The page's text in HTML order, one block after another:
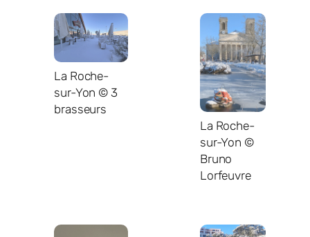
La Roche-
sur-Yon © 3
brasseurs
La Roche-
sur-Yon ©
Bruno
Lorfeuvre